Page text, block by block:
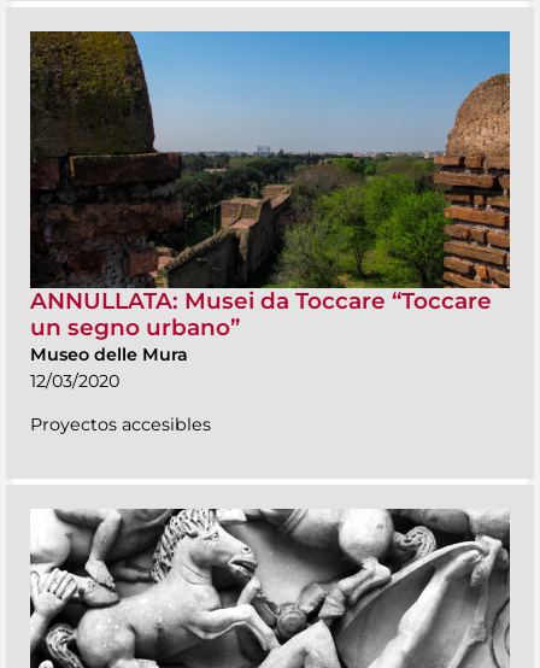
ANNULLATA: Musei da Toccare “Toccare
un segno urbano”
Museo delle Mura
12/03/2020
Proyectos accesibles